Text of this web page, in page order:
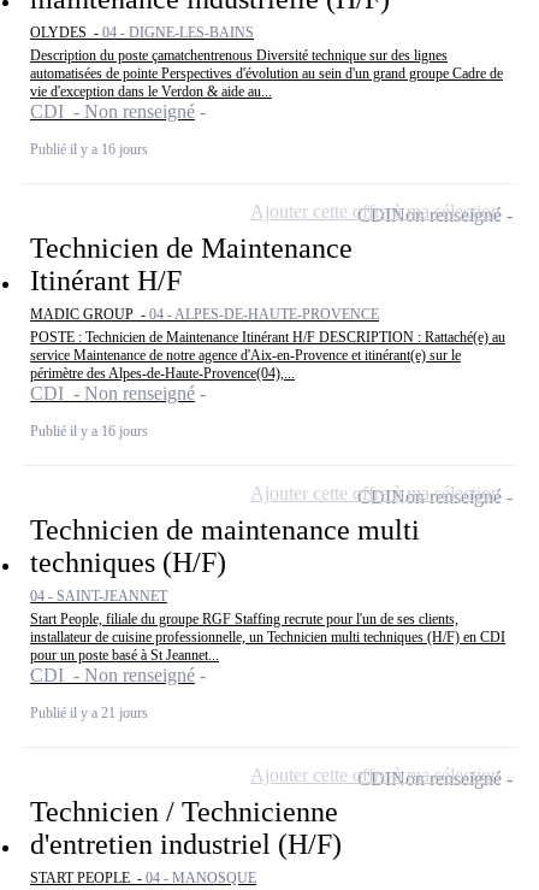
OLYDES - 04 - DIGNE-LES-BAINS
Description du poste çamatchentrenous Diversité technique sur des lignes
automatisées de pointe Perspectives d'évolution au sein d'un grand groupe Cadre de
vie d'exception dans le Verdon & aide au...
CDI - Non renseigné
Publié il y a 16 jours
Technicien de Maintenance
Itinérant H/F
MADIC GROUP - 04 - ALPES-DE-HAUTE-PROVENCE
POSTE : Technicien de Maintenance Itinérant H/F DESCRIPTION : Rattaché(e) au
service Maintenance de notre agence d'Aix-en-Provence et itinérant(e) sur le
périmètre des Alpes-de-Haute-Provence(04),...
CDI - Non renseigné
Publié il y a 16 jours
CDINon renseigné
Ajouter cette offre à ma sélection
Technicien de maintenance multi
techniques (H/F)
04 - SAINT-JEANNET
Start People, filiale du groupe RGF Staffing recrute pour l'un de ses clients,
installateur de cuisine professionnelle, un Technicien multi techniques (H/F) en CDI
pour un poste basé à St Jeannet...
CDI - Non renseigné
Publié il y a 21 jours
CDINon renseigné
Ajouter cette offre à ma sélection
Technicien / Technicienne
d'entretien industriel (H/F)
START PEOPLE - 04 - MANOSQUE
CDINon renseigné
Ajouter cette offre à ma sélection